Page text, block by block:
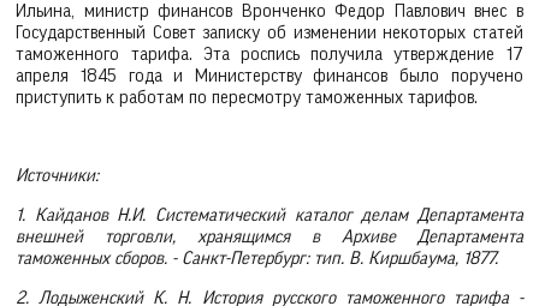
Ильина, министр финансов Вронченко Федор Павлович внес в
Государственный Совет записку об изменении некоторых статей
таможенного тарифа. Эта роспись получила утверждение 17
апреля 1845 года и Министерству финансов было поручено
приступить к работам по пересмотру таможенных тарифов.
Источники:
1. Кайданов Н.И. Систематический каталог делам Департамента
внешней торговли, хранящимся в Архиве Департамента
таможенных сборов. - Санкт-Петербург: тип. В. Киршбаума, 1877.
2. Лодыженский К. Н. История русского таможенного тарифа -